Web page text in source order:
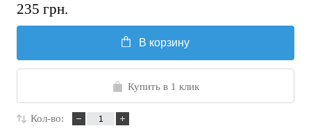
235 грн.
В корзину
Купить в 1 клик
Кол-во: